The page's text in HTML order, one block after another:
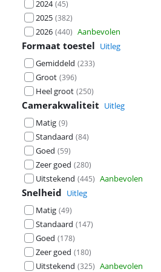
2024 (45)
2025 (382)
2026 (440) Aanbevolen
Formaat toestel Uitleg
Gemiddeld (233)
Groot (396)
Heel groot (250)
Camerakwaliteit Uitleg
Matig (9)
Standaard (84)
Goed (59)
Zeer goed (280)
Uitstekend (445) Aanbevolen
Snelheid Uitleg
Matig (49)
Standaard (147)
Goed (178)
Zeer goed (180)
Uitstekend (325) Aanbevolen